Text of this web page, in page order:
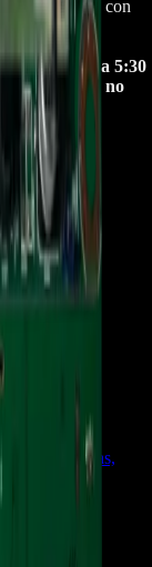
las mismas, con
8:30 a. m. a 5:30
y festivos no
de Indias,